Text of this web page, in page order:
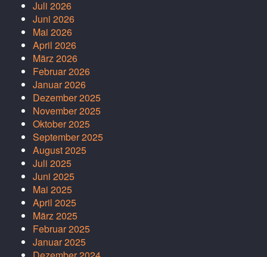
Juli 2026
Juni 2026
Mai 2026
April 2026
März 2026
Februar 2026
Januar 2026
Dezember 2025
November 2025
Oktober 2025
September 2025
August 2025
Juli 2025
Juni 2025
Mai 2025
April 2025
März 2025
Februar 2025
Januar 2025